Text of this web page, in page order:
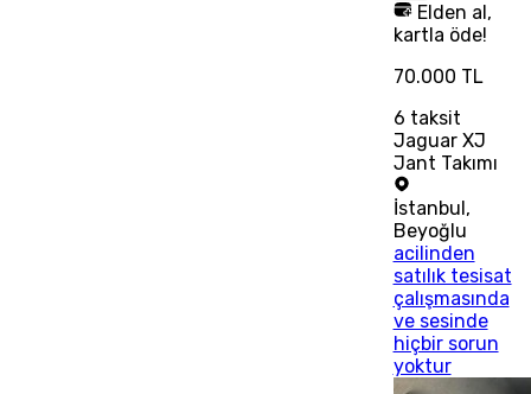
Elden al,
kartla öde!
70.000 TL
6 taksit
Jaguar XJ
Jant Takımı
İstanbul ,
Beyoğlu
acilinden
satılık tesisat
çalışmasında
ve sesinde
hiçbir sorun
yoktur